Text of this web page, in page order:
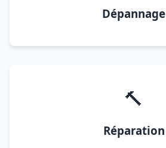
Dépannage
🔨
Réparation